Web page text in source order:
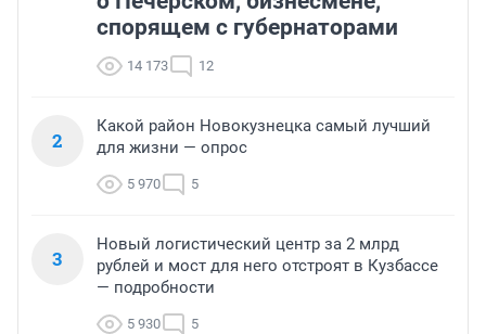
спорящем с губернаторами
14 173 12
2
Какой район Новокузнецка самый лучший
для жизни — опрос
5 970 5
3
Новый логистический центр за 2 млрд
рублей и мост для него отстроят в Кузбассе
— подробности
5 930 5